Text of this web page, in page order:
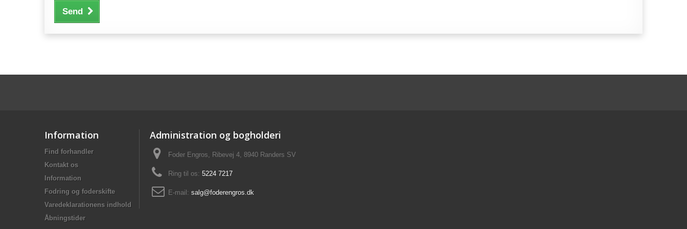
Send
Information
Find forhandler
Kontakt os
Information
Fodring og foderskifte
Varedeklarationens indhold
Åbningstider
Administration og bogholderi
Foder Engros, Ribevej 4, 8940 Randers SV
Ring til os: 5224 7217
E-mail: salg@foderengros.dk